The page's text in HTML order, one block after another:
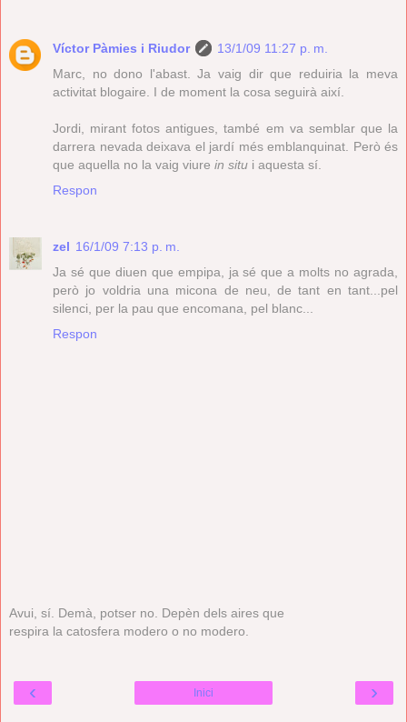
Víctor Pàmies i Riudor
13/1/09 11:27 p. m.
Marc, no dono l'abast. Ja vaig dir que reduiria la meva
activitat blogaire. I de moment la cosa seguirà així.
Jordi, mirant fotos antigues, també em va semblar que la
darrera nevada deixava el jardí més emblanquinat. Però és
que aquella no la vaig viure in situ i aquesta sí.
Respon
zel 16/1/09 7:13 p. m.
Ja sé que diuen que empipa, ja sé que a molts no agrada,
però jo voldria una micona de neu, de tant en tant...pel
silenci, per la pau que encomana, pel blanc...
Respon
Avui, sí. Demà, potser no. Depèn dels aires que
respira la catosfera modero o no modero.
‹ ›
Inici